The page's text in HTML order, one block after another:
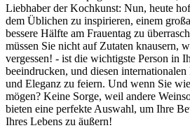
Liebhaber der Kochkunst: Nun, heute
dem Üblichen zu inspirieren, einem
bessere Hälfte am Frauentag zu
müssen Sie nicht auf Zutaten knausern,
vergessen! - ist die wichtigste Person in
beeindrucken, und diesen
und Eleganz zu feiern. Und wenn Sie
mögen? Keine Sorge, weil andere
bieten eine perfekte Auswahl, um Ihre
Ihres Lebens zu äußern!